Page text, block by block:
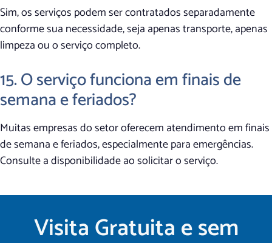
Sim, os serviços podem ser contratados separadamente
conforme sua necessidade, seja apenas transporte, apenas
limpeza ou o serviço completo.
15. O serviço funciona em finais de
semana e feriados?
Muitas empresas do setor oferecem atendimento em finais
de semana e feriados, especialmente para emergências.
Consulte a disponibilidade ao solicitar o serviço.
Visita Gratuita e sem